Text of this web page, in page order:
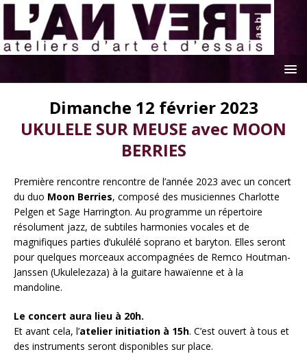
Dimanche 12 février 2023
UKULELE SUR MEUSE avec MOON
BERRIES
Première rencontre rencontre de l’année 2023 avec un concert
du duo Moon Berries, composé des musiciennes Charlotte
Pelgen et Sage Harrington. Au programme un répertoire
résolument jazz, de subtiles harmonies vocales et de
magnifiques parties d’ukulélé soprano et baryton. Elles seront
pour quelques morceaux accompagnées de Remco Houtman-
Janssen (Ukulelezaza) à la guitare hawaïenne et à la
mandoline.
Le concert aura lieu à 20h.
Et avant cela, l’atelier initiation à 15h. C’est ouvert à tous et
des instruments seront disponibles sur place.